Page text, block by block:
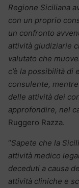
Regione Siciliana
con un proprio
un confronto
attività giudiziarie
valutato che
c’è la possibilità di
consulente,
delle attività dei
approfondire, nel
Ruggero Razza.
“Sapete che la
attività medico
deceduti a causa
attività cliniche e